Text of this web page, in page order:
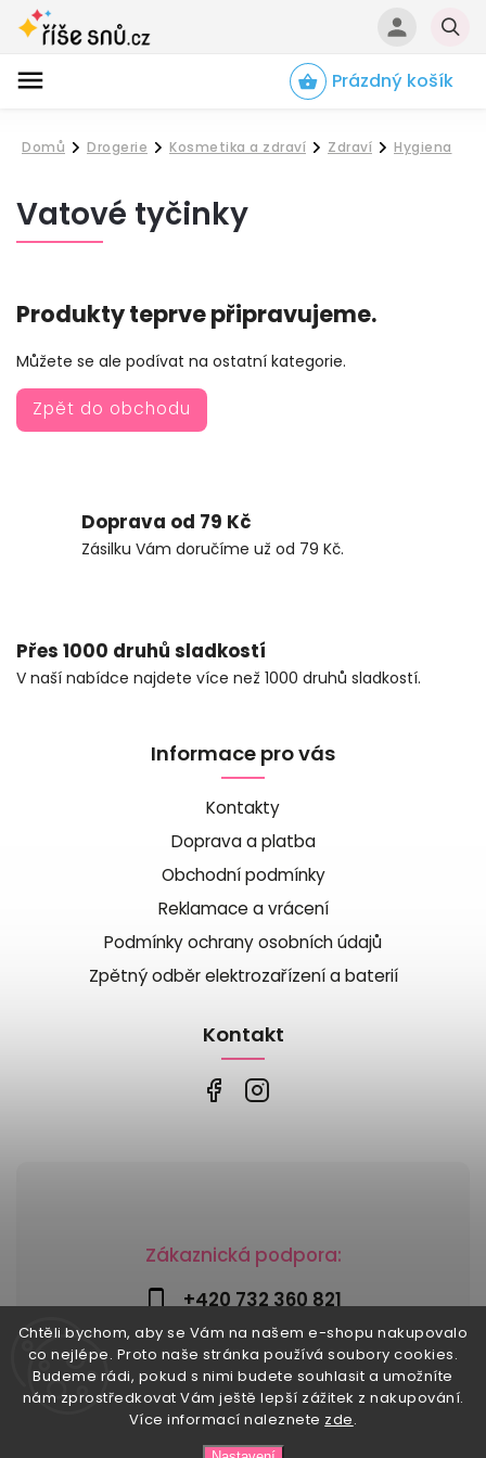
Chtěli bychom, aby se Vám na našem e-shopu nakupovalo
co nejlépe. Proto naše stránka používá soubory cookies.
Budeme rádi, pokud s nimi budete souhlasit a umožníte
nám zprostředkovat Vám ještě lepší zážitek z nakupování.
Více informací naleznete zde.
Prázdný košík
Domů
/
Drogerie
/
Kosmetika a zdraví
/
Zdraví
/
Hygiena
Vatové tyčinky
Produkty teprve připravujeme.
Můžete se ale podívat na ostatní kategorie.
Zpět do obchodu
Doprava od 79 Kč
Zásilku Vám doručíme už od 79 Kč.
Přes 1000 druhů sladkostí
V naší nabídce najdete více než 1000 druhů sladkostí.
Zákaznická podpora:
+420 732 360 821
info@risesnu.cz
Informace pro vás
Kontakty
Doprava a platba
Obchodní podmínky
Reklamace a vrácení
Podmínky ochrany osobních údajů
Zpětný odběr elektrozařízení a baterií
Kontakt
Risesnu.cz. Všechna práva vyhrazena.